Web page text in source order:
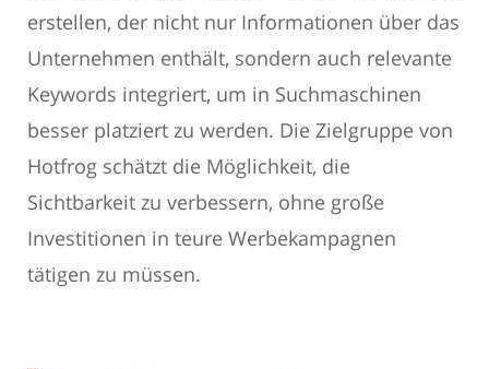
erstellen, der nicht nur Informationen über das
Unternehmen enthält, sondern auch relevante
Keywords integriert, um in Suchmaschinen
besser platziert zu werden. Die Zielgruppe von
Hotfrog schätzt die Möglichkeit, die
Sichtbarkeit zu verbessern, ohne große
Investitionen in teure Werbekampagnen
tätigen zu müssen.